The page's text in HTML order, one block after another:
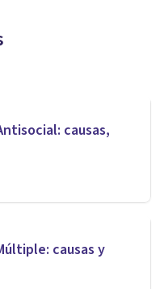
psicosis
causas,
causas y
causas